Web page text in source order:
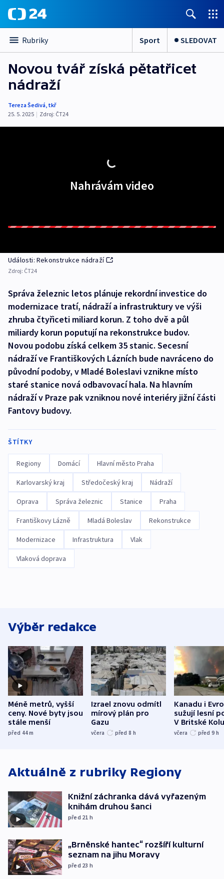
Rubriky Sport SLEDOVAT
Novou tvář získá pětatřicet
nádraží
Tereza Šedivá, tkř
25. 5. 2025 | Zdroj: ČT24
Nahrávám video
Události: Rekonstrukce nádraží
Zdroj: ČT24
Správa železnic letos plánuje rekordní investice do
modernizace tratí, nádraží a infrastruktury ve výši
zhruba čtyřiceti miliard korun. Z toho dvě a půl
miliardy korun poputují na rekonstrukce budov.
Novou podobu získá celkem 35 stanic. Secesní
nádraží ve Františkových Lázních bude navráceno do
původní podoby, v Mladé Boleslavi vznikne místo
staré stanice nová odbavovací hala. Na hlavním
nádraží v Praze pak vzniknou nové interiéry jižní části
Fantovy budovy.
ŠTÍTKY
Regiony Domácí Hlavní město Praha
Karlovarský kraj Středočeský kraj Nádraží
Oprava Správa železnic Stanice Praha
Františkovy Lázně Mladá Boleslav Rekonstrukce
Modernizace Infrastruktura Vlak
Vlaková doprava
Výběr redakce
Méně metrů, vyšší
ceny. Nové byty jsou
stále menší
před 44m
Izrael znovu odmítl
mírový plán pro
Gazu
včera před 8 h
Kanadu i
sužují lesní
V Britské
evakuovali
včera před 9 h
Aktuálně z rubriky Regiony
Knižní záchranka dává vyřazeným
knihám druhou šanci
před 21 h
„Brněnské hantec“ rozšíří kulturní
seznam na jihu Moravy
před 23 h